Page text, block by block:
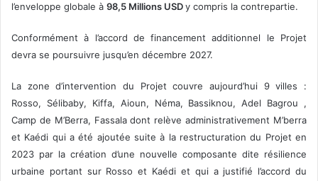
l’enveloppe globale à 98,5 Millions USDy compris la contrepartie.
Conformément à l’accord de financement additionnel le Projet
devra se poursuivre jusqu’en décembre 2027.
La zone d’intervention du Projet couvre aujourd’hui 9 villes :
Rosso, Sélibaby, Kiffa, Aioun, Néma, Bassiknou, Adel Bagrou ,
Camp de M’Berra, Fassala dont relève administrativement M’berra
et Kaédi qui a été ajoutée suite à la restructuration du Projet en
2023 par la création d’une nouvelle composante dite résilience
urbaine portant sur Rosso et Kaédi et qui a justifié l’accord du